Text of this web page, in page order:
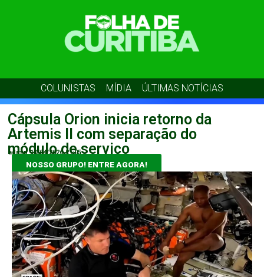
COLUNISTAS MÍDIA ÚLTIMAS NOTÍCIAS
Cápsula Orion inicia retorno da
Artemis II com separação do
módulo de serviço
admin 10/04/2026 21:05
NOSSO GRUPO! ENTRE AGORA!